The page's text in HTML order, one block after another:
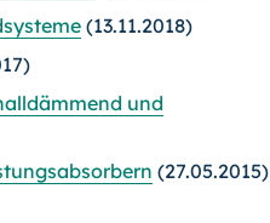
(13.11.2018)
und
(27.05.2015)